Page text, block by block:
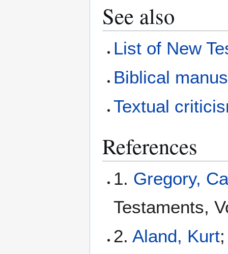
See also
List of New
Biblical
Textual
References
1. Gregory,
Testaments,
2.Aland, Kurt